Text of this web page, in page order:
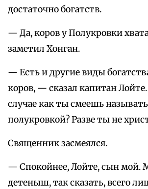
достаточно богатств.
— Да, коров у Полукровки
заметил Хонган.
— Есть и другие виды
коров, — сказал капитан
случае как ты смеешь называть
полукровкой? Разве ты не
Священник засмеялся.
— Спокойнее, Лойте, сын мой.
детеныш, так сказать, всего